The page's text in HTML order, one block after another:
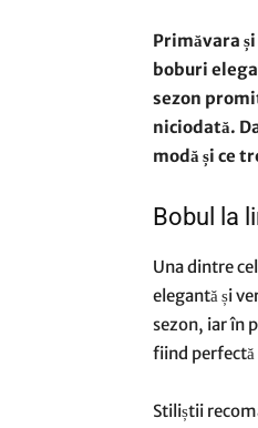
Primăvara
boburi
sezon
niciodată.
modă și ce
Bobul la
Una dintre
elegantă și
sezon, iar în
fiind perfectă
Stiliștii